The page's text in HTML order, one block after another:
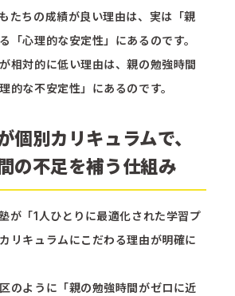
たちの成績が良い理由は、実は「親
「心理的な安定性」にあるのです。
相対的に低い理由は、親の勉強時間
的な不安定性」にあるのです。
個別カリキュラムで、
の不足を補う仕組み
が「1人ひとりに最適化された学習プ
リキュラムにこだわる理由が明確に
のように「親の勉強時間がゼロに近